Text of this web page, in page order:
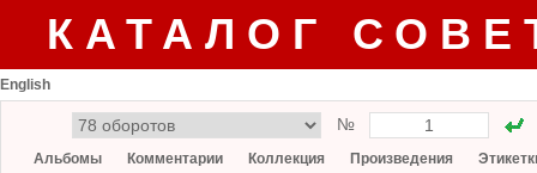
КАТАЛОГ
English
№
Альбомы Комментарии Коллекция Произведения